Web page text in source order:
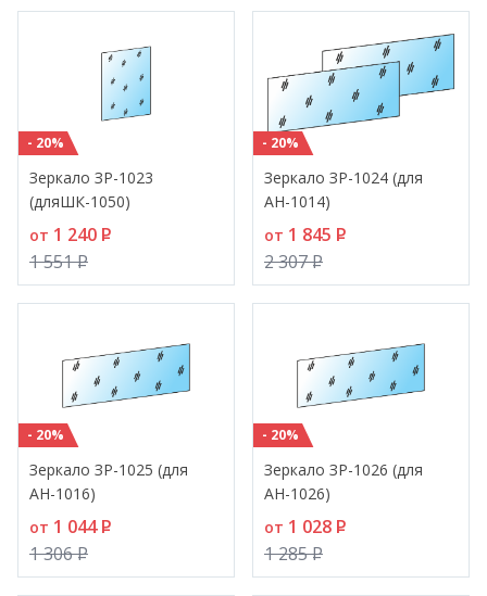
- 20%
Зеркало ЗР-1023
(дляШК-1050)
от 1 240 P
1 551P
- 20%
Зеркало ЗР-1024 (для
АН-1014)
от 1 845 P
2 307P
- 20%
Зеркало ЗР-1025 (для
АН-1016)
от 1 044P
1 306P
- 20%
Зеркало ЗР-1026 (для
АН-1026)
от 1 028 P
1 285P